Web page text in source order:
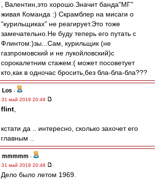
, Валентин,это хорошо.Значит банда"МГ"
живая Команда :) Скрамблер на мисаги о
"курильщиках" не реагирует.Это тоже
замечательно.Не буду теперь его путать с
Флинтом:)зы...Сам, курильщик (не
газпромовский и не лукойловский)с
сорокалетним стажем:( может посоветует
кто,как в одночас бросить,без бла-бла-бла???
Los -
31 май 2019 20:49
flint
кстати да .. интересно, сколько захочет его
главным ..
mmmmm -
31 май 2019 20:48
Дело было летом 1969.